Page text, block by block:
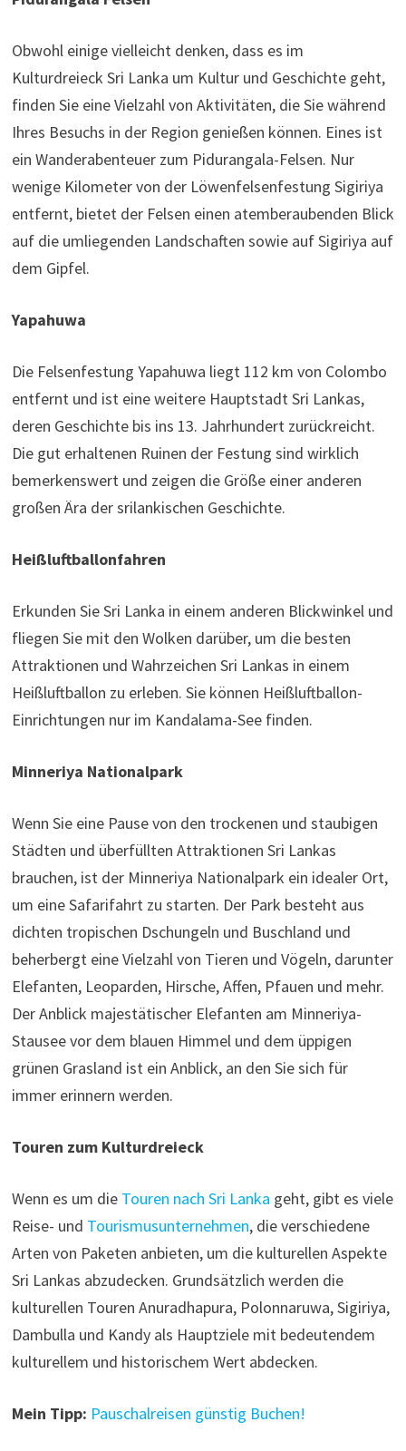
Obwohl einige vielleicht denken, dass es im
Kulturdreieck Sri Lanka um Kultur und Geschichte geht,
finden Sie eine Vielzahl von Aktivitäten, die Sie während
Ihres Besuchs in der Region genießen können. Eines ist
ein Wanderabenteuer zum Pidurangala-Felsen. Nur
wenige Kilometer von der Löwenfelsenfestung Sigiriya
entfernt, bietet der Felsen einen atemberaubenden Blick
auf die umliegenden Landschaften sowie auf Sigiriya auf
dem Gipfel.
Yapahuwa
Die Felsenfestung Yapahuwa liegt 112 km von Colombo
entfernt und ist eine weitere Hauptstadt Sri Lankas,
deren Geschichte bis ins 13. Jahrhundert zurückreicht.
Die gut erhaltenen Ruinen der Festung sind wirklich
bemerkenswert und zeigen die Größe einer anderen
großen Ära der srilankischen Geschichte.
Heißluftballonfahren
Erkunden Sie Sri Lanka in einem anderen Blickwinkel und
fliegen Sie mit den Wolken darüber, um die besten
Attraktionen und Wahrzeichen Sri Lankas in einem
Heißluftballon zu erleben. Sie können Heißluftballon-
Einrichtungen nur im Kandalama-See finden.
Minneriya Nationalpark
Wenn Sie eine Pause von den trockenen und staubigen
Städten und überfüllten Attraktionen Sri Lankas
brauchen, ist der Minneriya Nationalpark ein idealer Ort,
um eine Safarifahrt zu starten. Der Park besteht aus
dichten tropischen Dschungeln und Buschland und
beherbergt eine Vielzahl von Tieren und Vögeln, darunter
Elefanten, Leoparden, Hirsche, Affen, Pfauen und mehr.
Der Anblick majestätischer Elefanten am Minneriya-
Stausee vor dem blauen Himmel und dem üppigen
grünen Grasland ist ein Anblick, an den Sie sich für
immer erinnern werden.
Touren zum Kulturdreieck
Wenn es um die Touren nach Sri Lanka geht, gibt es viele
Reise- und Tourismusunternehmen, die verschiedene
Arten von Paketen anbieten, um die kulturellen Aspekte
Sri Lankas abzudecken. Grundsätzlich werden die
kulturellen Touren Anuradhapura, Polonnaruwa, Sigiriya,
Dambulla und Kandy als Hauptziele mit bedeutendem
kulturellem und historischem Wert abdecken.
Mein Tipp: Pauschalreisen günstig Buchen!